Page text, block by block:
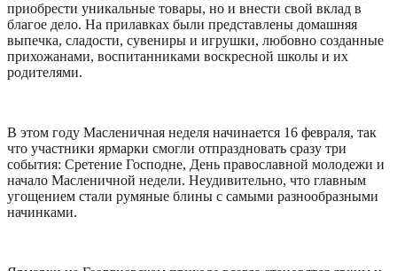
приобрести уникальные товары, но и внести свой вклад в
благое дело. На прилавках были представлены домашняя
выпечка, сладости, сувениры и игрушки, любовно созданные
прихожанами, воспитанниками воскресной школы и их
родителями.
В этом году Масленичная неделя начинается 16 февраля, так
что участники ярмарки смогли отпраздновать сразу три
события: Сретение Господне, День православной молодежи и
начало Масленичной недели. Неудивительно, что главным
угощением стали румяные блины с самыми разнообразными
начинками.